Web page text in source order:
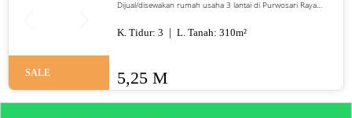
SALE
Dijual/disewakan rumah usaha 3 lantai di Purwosari Raya
utama. Jual 5,25 M / sewa 135 juta per tahun.
K. Tidur: 3 L. Tanah: 310m²
5,25 M